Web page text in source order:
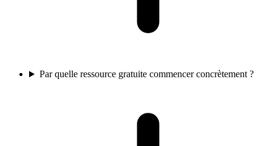
Par quelle ressource gratuite commencer concrètement ?